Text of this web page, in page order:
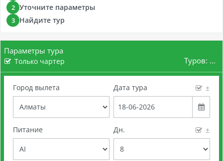
2 Уточните параметры
3 Найдите тур
Параметры тура
Только чартер Туров: ...
Город вылета Дата тура ±
Питание Дн. ±